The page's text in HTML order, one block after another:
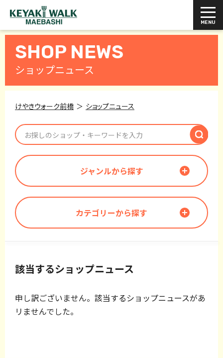
SHOP NEWS
ショップニュース
けやきウォーク前橋 ショップニュース
ジャンルから探す
カテゴリーから探す
該当するショップニュース
申し訳ございません。該当するショップニュースがあ
リませんでした。